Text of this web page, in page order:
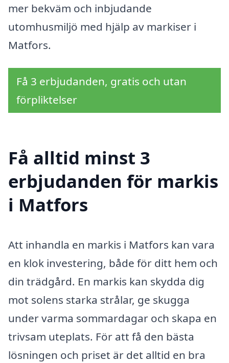
mer bekväm och inbjudande
utomhusmiljö med hjälp av markiser i
Matfors.
Få 3 erbjudanden, gratis och utan
förpliktelser
Få alltid minst 3
erbjudanden för markis
i Matfors
Att inhandla en markis i Matfors kan vara
en klok investering, både för ditt hem och
din trädgård. En markis kan skydda dig
mot solens starka strålar, ge skugga
under varma sommardagar och skapa en
trivsam uteplats. För att få den bästa
lösningen och priset är det alltid en bra